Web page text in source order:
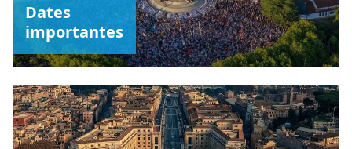
Dates
importantes